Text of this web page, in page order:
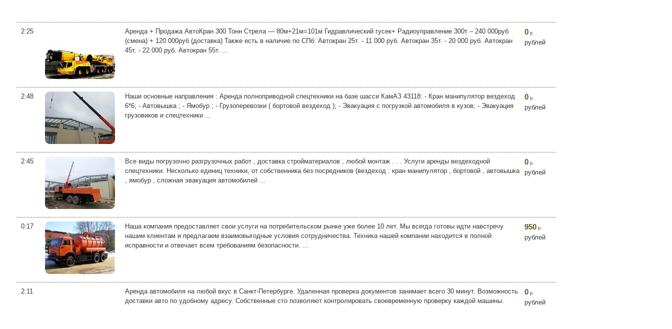
2:25
Аренда + Продажа АвтоКран 300 Тонн Стрела — 80м+21м=101м Гидравлический гусек+ Радиоуправление 300т – 240 000руб
(смена) + 120 000руб (доставка) Также есть в наличие по СПб: Автокран 25т. - 11 000 руб. Автокран 35т. - 20 000 руб. Автокран
45т. - 22 000 руб. Автокран 55т. ...
0 р.
рублей
2:48
Наши основные направления : Аренда полноприводной спецтехники на базе шасси КамАЗ 43118: - Кран манипулятор вездеход
6*6; - Автовышка ; - Ямобур ; - Грузоперевозки ( бортовой вездеход ); - Эвакуация с погрузкой автомобиля в кузов; - Эвакуация
грузовиков и спецтехники ...
0 р.
рублей
2:45
Все виды погрузочно разгрузочных работ , доставка стройматериалов , любой монтаж . . . Услуги аренды вездеходной
спецтехники. Несколько единиц техники, от собственника без посредников (вездеход : кран манипулятор , бортовой , автовышка
, ямобур , сложная эвакуация автомобилей ...
0 р.
рублей
0:17
Наша компания предоставляет свои услуги на потребительском рынке уже более 10 лет. Мы всегда готовы идти навстречу
нашим клиентам и предлагаем взаимовыгодные условия сотрудничества. Техника нашей компании находится в полной
исправности и отвечает всем требованиям безопасности. ...
950 р.
рублей
2:11
Аренда автомобиля на любой вкус в Санкт-Петербурге. Удаленная проверка документов занимает всего 30 минут. Возможность
доставки авто по удобному адресу. Собственные сто позволяют контролировать своевременную проверку каждой машины.
0 р.
рублей